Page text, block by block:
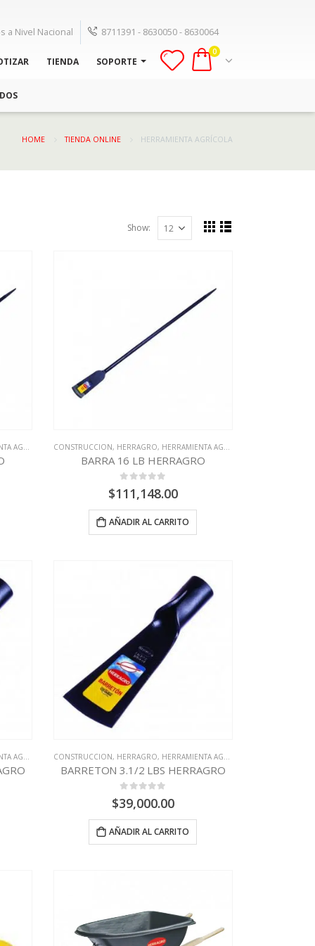
a Nivel Nacional 8711391 - 8630050 - 8630064
TIENDA SOPORTE
0
HOME TIENDA ONLINE HERRAMIENTA AGRÍCOLA
Show:
CONSTRUCCION, HERRAGRO, HERRAMIENTA AGRÍCOLA
BARRA 16 LB HERRAGRO
0 out of 5
$111,148.00
AÑADIR AL CARRITO
CONSTRUCCION, HERRAGRO, HERRAMIENTA AGRÍCOLA
BARRETON 3.1/2 LBS HERRAGRO
0 out of 5
$39,000.00
AÑADIR AL CARRITO